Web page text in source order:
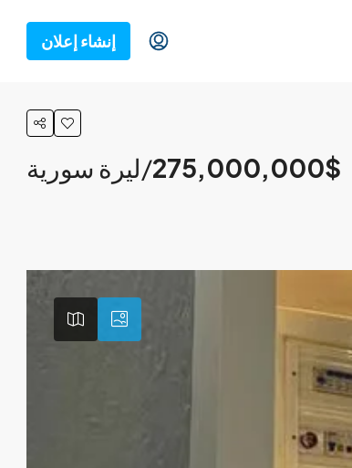
إنشاء إعلان
275,000,000$/ليرة سورية